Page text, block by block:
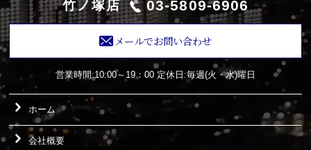
竹ノ塚店 03-5809-6906
メールでお問い合わせ
営業時間:10:00～19：00 定休日:毎週(火・水)曜日
ホーム
会社概要